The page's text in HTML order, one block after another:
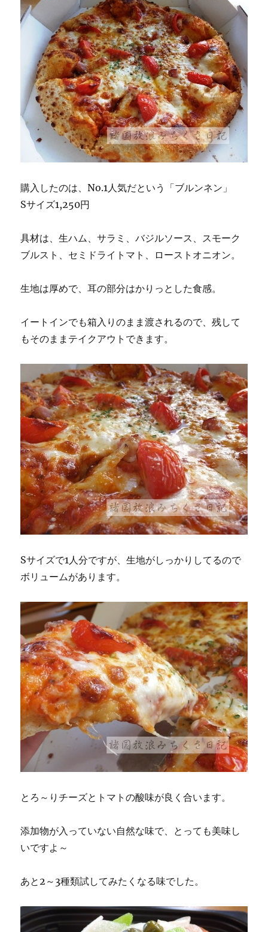
購入したのは、No.1人気だという「ブルンネン」
Sサイズ1,250円
具材は、生ハム、サラミ、バジルソース、スモーク
ブルスト、セミドライトマト、ローストオニオン。
生地は厚めで、耳の部分はかりっとした食感。
イートインでも箱入りのまま渡されるので、残して
もそのままテイクアウトできます。
Sサイズで1人分ですが、生地がしっかりしてるので
ボリュームがあります。
とろ～りチーズとトマトの酸味が良く合います。
添加物が入っていない自然な味で、とっても美味し
いですよ～
あと2～3種類試してみたくなる味でした。